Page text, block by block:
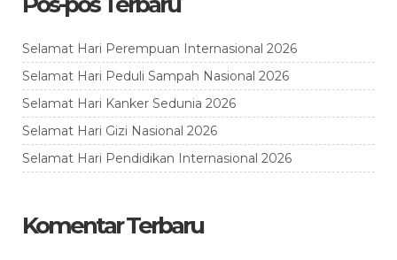
Selamat Hari Perempuan Internasional 2026
Selamat Hari Peduli Sampah Nasional 2026
Selamat Hari Kanker Sedunia 2026
Selamat Hari Gizi Nasional 2026
Selamat Hari Pendidikan Internasional 2026
Komentar Terbaru